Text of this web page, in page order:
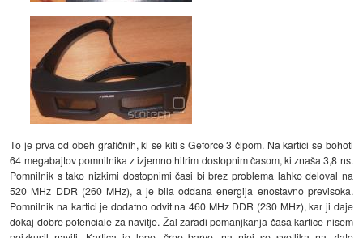
To je prva od obeh grafičnih, ki se kiti s Geforce 3 čipom. Na kartici se bohoti
64 megabajtov pomnilnika z izjemno hitrim dostopnim časom, ki znaša 3,8 ns.
Pomnilnik s tako nizkimi dostopnimi časi bi brez problema lahko deloval na
520 MHz DDR (260 MHz), a je bila oddana energija enostavno previsoka.
Pomnilnik na kartici je dodatno odvit na 460 MHz DDR (230 MHz), kar ji daje
dokaj dobre potenciale za navitje. Žal zaradi pomanjkanja časa kartice nisem